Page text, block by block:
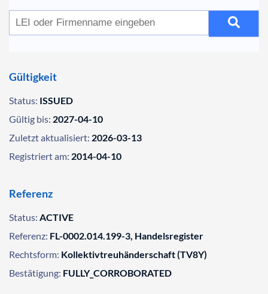
Gültigkeit
Status: ISSUED
Gültig bis: 2027-04-10
Zuletzt aktualisiert: 2026-03-13
Registriert am: 2014-04-10
Referenz
Status: ACTIVE
Referenz: FL-0002.014.199-3, Handelsregister
Rechtsform: Kollektivtreuhänderschaft (TV8Y)
Bestätigung: FULLY_CORROBORATED